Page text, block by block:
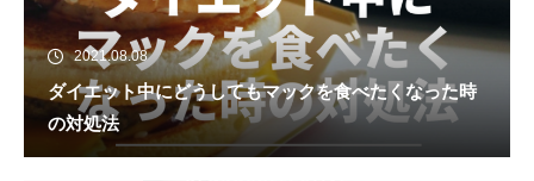
2021.08.08
ダイエット中にどうしてもマックを食べたくなった時
の対処法